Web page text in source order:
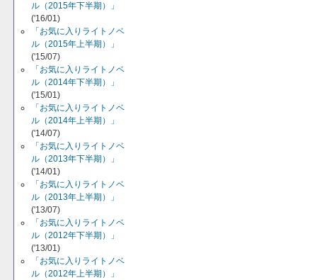
ル（2015年下半期）」
('16/01)
「お気に入りライトノベ
ル（2015年上半期）」
('15/07)
「お気に入りライトノベ
ル（2014年下半期）」
('15/01)
「お気に入りライトノベ
ル（2014年上半期）」
('14/07)
「お気に入りライトノベ
ル（2013年下半期）」
('14/01)
「お気に入りライトノベ
ル（2013年上半期）」
('13/07)
「お気に入りライトノベ
ル（2012年下半期）」
('13/01)
「お気に入りライトノベ
ル（2012年上半期）」